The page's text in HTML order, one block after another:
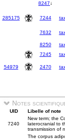
8247↓
285175
7244
7632
8250
7245
54979 2470
Notes
UID Libelle of note
7240
New term; the
laterocranial to
transmission of
The corpus